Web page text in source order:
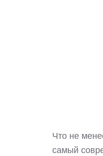
Что не
самый